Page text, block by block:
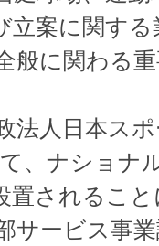
立案に関す
般に関わる
法人日本ス
て、ナショ
置されるこ
サービス事